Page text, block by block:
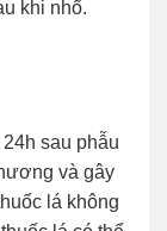
khi nhổ.
24h sau phẫu
và gây
lá không